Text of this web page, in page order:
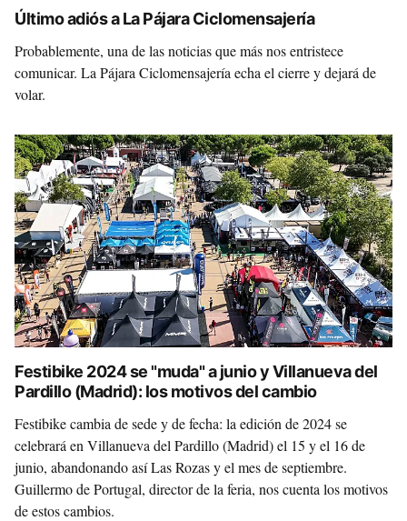
Último adiós a La Pájara Ciclomensajería
Probablemente, una de las noticias que más nos entristece
comunicar. La Pájara Ciclomensajería echa el cierre y dejará de
volar.
Festibike 2024 se "muda" a junio y Villanueva del
Pardillo (Madrid): los motivos del cambio
Festibike cambia de sede y de fecha: la edición de 2024 se
celebrará en Villanueva del Pardillo (Madrid) el 15 y el 16 de
junio, abandonando así Las Rozas y el mes de septiembre.
Guillermo de Portugal, director de la feria, nos cuenta los motivos
de estos cambios.